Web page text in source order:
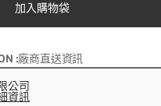
加入購物袋
:廠商直送資訊
公司
資訊